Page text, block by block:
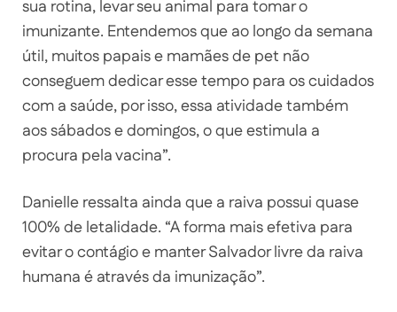
sua rotina, levar seu animal para tomar o
imunizante. Entendemos que ao longo da semana
útil, muitos papais e mamães de pet não
conseguem dedicar esse tempo para os cuidados
com a saúde, por isso, essa atividade também
aos sábados e domingos, o que estimula a
procura pela vacina”.
Danielle ressalta ainda que a raiva possui quase
100% de letalidade. “A forma mais efetiva para
evitar o contágio e manter Salvador livre da raiva
humana é através da imunização”.